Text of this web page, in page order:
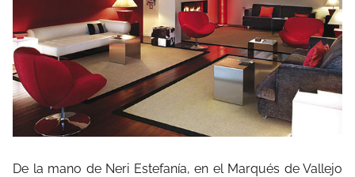
De la mano de Neri Estefanía, en el Marqués de Vallejo